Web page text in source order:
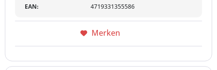
EAN:
4719331355586
Merken